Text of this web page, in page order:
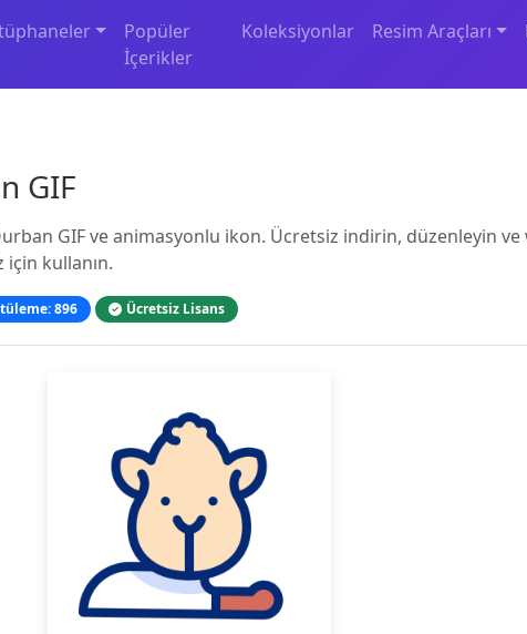
Popüler
İçerikler
Koleksiyonlar Resim Araçları
GIF
GIF ve animasyonlu ikon. Ücretsiz indirin, düzenleyin ve
kullanın.
896 Ücretsiz Lisans